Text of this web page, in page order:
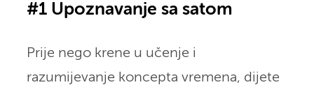
#1 Upoznavanje sa satom
Prije nego krene u učenje i
razumijevanje koncepta vremena, dijete